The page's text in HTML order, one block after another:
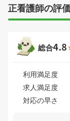
正看護師の評
総合4.8
利用満足度
求人満足度
対応の早さ